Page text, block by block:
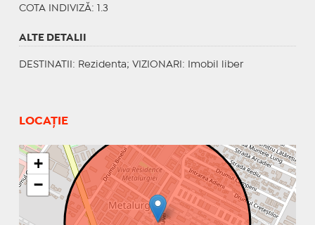
COTA INDIVIZĂ: 1.3
ALTE DETALII
DESTINATII : Rezidenta; VIZIONARI : Imobil liber
LOCAȚIE
+
−